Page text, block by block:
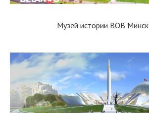
Музей истории ВОВ Минск